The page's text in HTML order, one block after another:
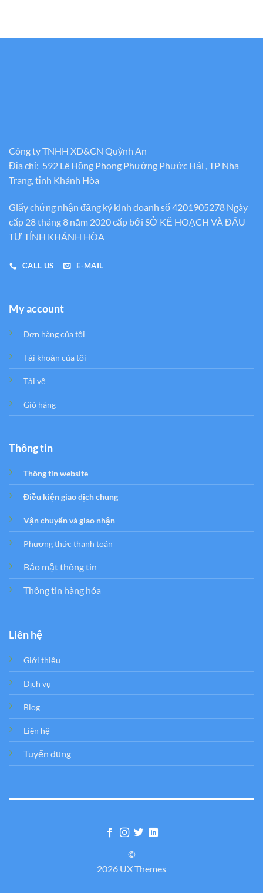
Công ty TNHH XD&CN Quỳnh An
Địa chỉ: 592 Lê Hồng Phong Phường Phước Hải , TP Nha
Trang, tỉnh Khánh Hòa
Giấy chứng nhận đăng ký kinh doanh số 4201905278 Ngày
cấp 28 tháng 8 năm 2020 cấp bới SỞ KẾ HOẠCH VÀ ĐẦU
TƯ TỈNH KHÁNH HÒA
CALL US E-MAIL
My account
Đơn hàng của tôi
Tải khoản của tôi
Tải về
Giỏ hàng
Thông tin
Thông tin website
Điều kiện giao dịch chung
Vận chuyển và giao nhận
Phương thức thanh toán
Bảo mật thông tin
Thông tin hàng hóa
Liên hệ
Giới thiệu
Dịch vụ
Blog
Liên hệ
Tuyển dụng
©
2026 UX Themes